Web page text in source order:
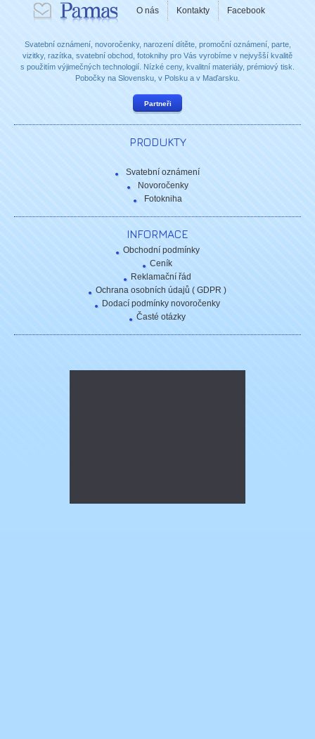
O nás Kontakty Facebook
Svatební oznámení, novoročenky, narození dítěte, promoční oznámení, parte,
vizitky, razítka, svatební obchod, fotoknihy pro Vás vyrobíme v nejvyšší kvalitě
s použitím výjimečných technologií. Nízké ceny, kvalitní materiály, prémiový tisk.
Pobočky na Slovensku, v Polsku a v Maďarsku.
Partneři
PRODUKTY
Svatební oznámení
Novoročenky
Fotokniha
INFORMACE
Obchodní podmínky
Ceník
Reklamační řád
Ochrana osobních údajů ( GDPR )
Dodací podmínky novoročenky
Časté otázky